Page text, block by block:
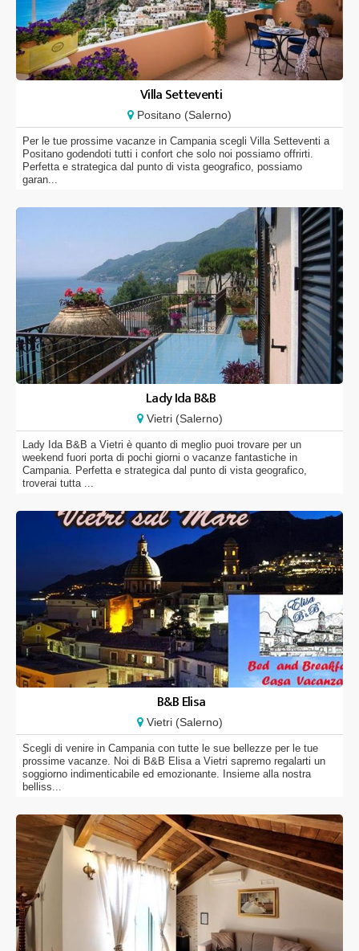
Villa Setteventi
Positano (Salerno)
Per le tue prossime vacanze in Campania scegli Villa Setteventi a
Positano godendoti tutti i confort che solo noi possiamo offrirti.
Perfetta e strategica dal punto di vista geografico, possiamo
garan...
Lady Ida B&B
Vietri (Salerno)
Lady Ida B&B a Vietri è quanto di meglio puoi trovare per un
weekend fuori porta di pochi giorni o vacanze fantastiche in
Campania. Perfetta e strategica dal punto di vista geografico,
troverai tutta ...
B&B Elisa
Vietri (Salerno)
Scegli di venire in Campania con tutte le sue bellezze per le tue
prossime vacanze. Noi di B&B Elisa a Vietri sapremo regalarti un
soggiorno indimenticabile ed emozionante. Insieme alla nostra
belliss...